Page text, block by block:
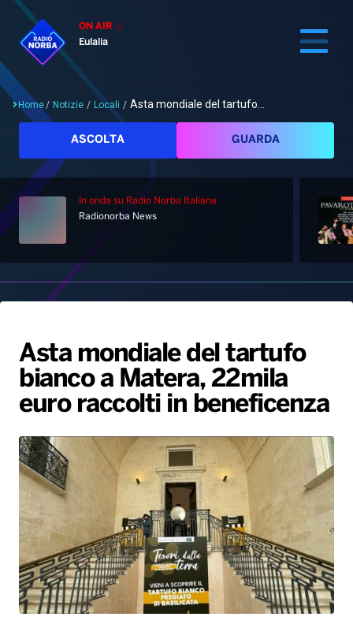
ON AIR
Eulalia
Cerca
Palinsesto
Hit Dance
Giochi&Concorsi
PALATOUR
Notizie
Locali
Musica e Spettacolo
Sport
Radio Norba Consiglia
Leggerissime
Playlist
Generale
Novità
Notiziario
Interviste
Oroscopo
Speciale Astrabilia 2026
Gallery
Radio Norba News TV
Voce al Bari
Battiti Live 2026
Gallery
Home/ Notizie / Locali / Asta mondiale del tartufo...
ASCOLTA GUARDA
In onda su Radio Norba Italiana
Radionorba News
Asta mondiale del tartufo
bianco a Matera, 22mila
euro raccolti in beneficenza